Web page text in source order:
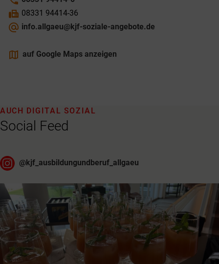
fax 08331 94414-36
alternate_email info.allgaeu@kjf-soziale-angebote.de
mapsauf Google Maps anzeigen
Social Feed
AUCH DIGITAL SOZIAL
@kjf_ausbildungundberuf_allgaeu